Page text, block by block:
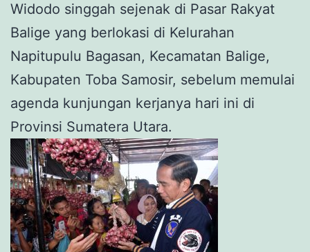
Widodo singgah sejenak di Pasar Rakyat
Balige yang berlokasi di Kelurahan
Napitupulu Bagasan, Kecamatan Balige,
Kabupaten Toba Samosir, sebelum memulai
agenda kunjungan kerjanya hari ini di
Provinsi Sumatera Utara.